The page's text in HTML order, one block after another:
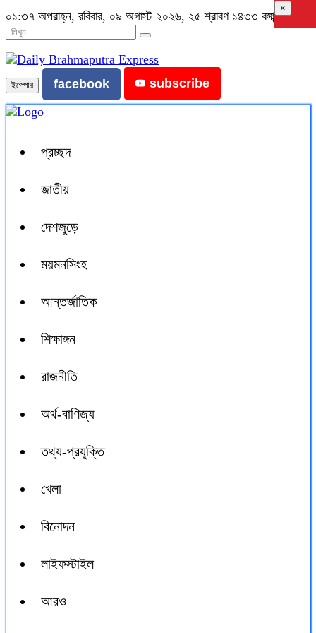
০১:৩৭ অপরাহ্ন, রবিবার, ০৯ অগাস্ট ২০২৬, ২৫ শ্রাবণ ১৪৩৩ বঙ্গাব্দ
ইপেপার facebook subscribe
প্রচ্ছদ
জাতীয়
দেশজুড়ে
ময়মনসিংহ
আন্তর্জাতিক
শিক্ষাঙ্গন
রাজনীতি
অর্থ-বাণিজ্য
তথ্য-প্রযুক্তি
খেলা
বিনোদন
লাইফস্টাইল
আরও
×